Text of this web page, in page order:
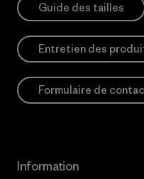
Guide des tailles
Entretien des
Formulaire de
Information